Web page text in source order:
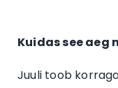
Kuidas see aeg
Juuli toob